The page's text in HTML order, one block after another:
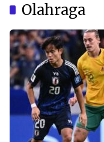
Olahraga